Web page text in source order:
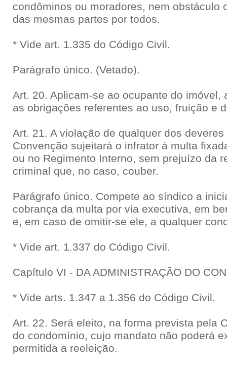
condôminos ou moradores, nem obstáculo
das mesmas partes por todos.
* Vide art. 1.335 do Código Civil.
Parágrafo único. (Vetado).
Art. 20. Aplicam-se ao ocupante do imóvel,
as obrigações referentes ao uso, fruição e
Art. 21. A violação de qualquer dos
Convenção sujeitará o infrator à multa
ou no Regimento Interno, sem prejuízo da
criminal que, no caso, couber.
Parágrafo único. Compete ao síndico a
cobrança da multa por via executiva, em
e, em caso de omitir-se ele, a qualquer
* Vide art. 1.337 do Código Civil.
Capítulo VI - DA ADMINISTRAÇÃO DO
* Vide arts. 1.347 a 1.356 do Código Civil.
Art. 22. Será eleito, na forma prevista pela
do condomínio, cujo mandato não poderá
permitida a reeleição.